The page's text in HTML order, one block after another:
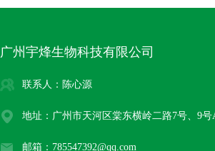
广州宇烽生物科技有限公司
联系人：陈心源
地址：广州市天河区棠东横岭二路7号、9号
邮箱：785547392@qq.com